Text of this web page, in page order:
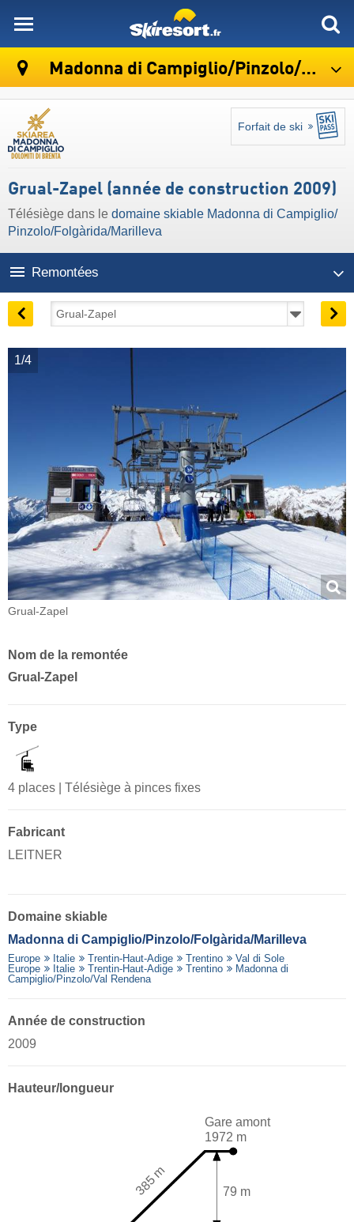
Madonna di Campiglio/​Pinzolo/​Folgàrida/​Marilleva
Forfait de ski
Grual-Zapel (année de construction 2009)
Télésiège dans le domaine skiable Madonna di Campiglio/​
Pinzolo/​Folgàrida/​Marilleva
Remontées
1/4
Grual-Zapel
Nom de la remontée
Grual-Zapel
Type
4 places | Télésiège à pinces fixes
Fabricant
LEITNER
Domaine skiable
Madonna di Campiglio/​Pinzolo/​Folgàrida/​Marilleva
Europe Italie Trentin-Haut-Adige Trentino
Val di Sole
Europe
Italie Trentin-Haut-Adige Trentino
Madonna di
Campiglio/Pinzolo/Val Rendena
Année de construction
2009
Hauteur/longueur
Gare amont
1972 m
79 m
385 m